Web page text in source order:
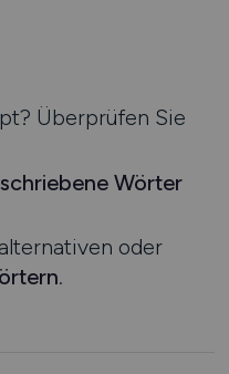
Überprüfen Sie
Wörter
oder
.